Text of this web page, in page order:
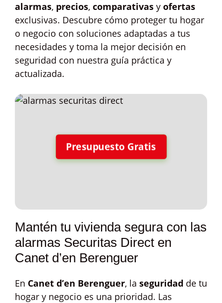
alarmas, precios, comparativas y ofertas
exclusivas. Descubre cómo proteger tu hogar
o negocio con soluciones adaptadas a tus
necesidades y toma la mejor decisión en
seguridad con nuestra guía práctica y
actualizada.
Presupuesto Gratis
Mantén tu vivienda segura con las
alarmas Securitas Direct en
Canet d’en Berenguer
En Canet d’en Berenguer, la seguridad de tu
hogar y negocio es una prioridad. Las